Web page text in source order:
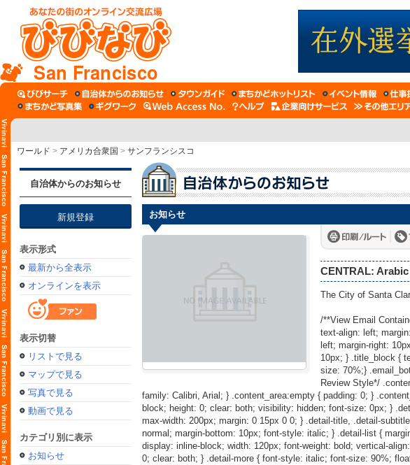
San Francisco
ワールド > アメリカ合衆国 > サンフランシスコ
自治体からのお知らせ
新規登録
表示形式
最新から全表示
オンラインを表示
表示切替
リストで見る
マップで見る
写真で見る
動画で見る
カテゴリ別に表示
お知らせ
お知らせ
CENTRAL:
The City of Santa
/**View Email
text-align: left;
left; margin-right:
10px; } .title_block {
size: 70%;}
Review Style*/
family: Calibri, Arial; } .content_area:empty { padding: 0; }
block; height: 0; clear: both; visibility: hidden; font-size: 0px; }
max-width: 200px; margin: 0 15px 0 0; } .detail-title, .detail-
normal; margin-bottom: 10px; font-style: italic; } .detail-list {
display: inline-block; width: 120px; font-weight: bold; vertical-
0; clear: both; } .detail-more { font-style: italic; font-size: 90%;